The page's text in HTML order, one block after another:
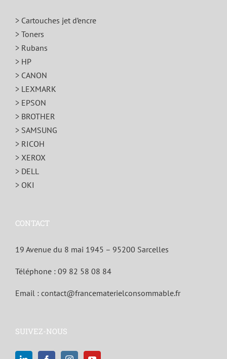
> Cartouches jet d’encre
> Toners
> Rubans
> HP
> CANON
> LEXMARK
> EPSON
> BROTHER
> SAMSUNG
> RICOH
> XEROX
> DELL
> OKI
CONTACT
19 Avenue du 8 mai 1945 – 95200 Sarcelles
Téléphone : 09 82 58 08 84
Email : contact@francematerielconsommable.fr
SUIVEZ-NOUS